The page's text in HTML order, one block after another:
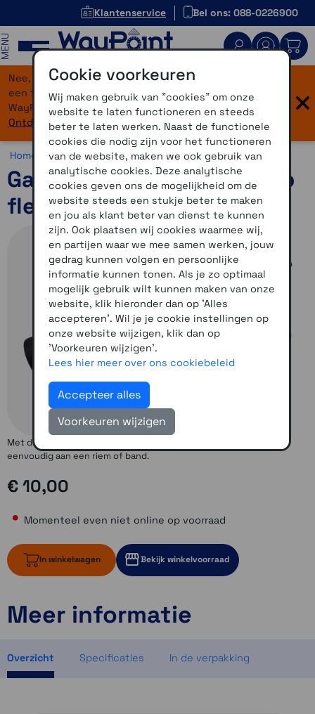
Klantenservice Bel ons: 088-0226900
Nee, je bent niet verdwaald! Onze website heeft
een flinke upgrade gekregen. Dezelfde vertrouwde
WayPoint-service, maar dan in een modern jasje.
Ontdek hier wat er allemaal nieuw is.
×
Home >Accessoires >Outdoor accessoires >Overig
Garmin universele riemclip
flexibel
Met deze riemclip monteer je een Garmin handheld toestel
eenvoudig aan een riem of band.
€ 10,00
Momenteel even niet online op voorraad
In winkelwagen Bekijk winkelvoorraad
Momenteel even niet op voorraad
ruim op voorraad
Meer informatie
Overzicht Specificaties In de verpakking
Cookie voorkeuren
Wij maken gebruik van "cookies" om onze
website te laten functioneren en steeds
beter te laten werken. Naast de functionele
cookies die nodig zijn voor het functioneren
van de website, maken we ook gebruik van
analytische cookies. Deze analytische
cookies geven ons de mogelijkheid om de
website steeds een stukje beter te maken
en jou als klant beter van dienst te kunnen
zijn. Ook plaatsen wij cookies waarmee wij,
en partijen waar we mee samen werken, jouw
gedrag kunnen volgen en persoonlijke
informatie kunnen tonen. Als je zo optimaal
mogelijk gebruik wilt kunnen maken van onze
website, klik hieronder dan op 'Alles
accepteren'. Wil je je cookie instellingen op
onze website wijzigen, klik dan op
'Voorkeuren wijzigen'.
Lees hier meer over ons cookiebeleid
Accepteer alles
Voorkeuren wijzigen